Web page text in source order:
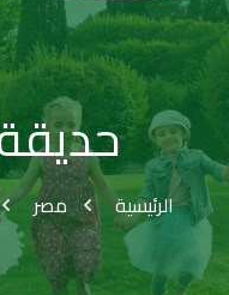
الرئيسية مصر